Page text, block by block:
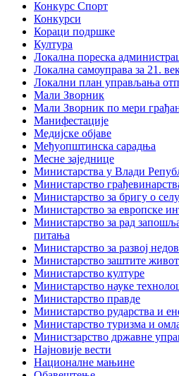
Конкурс Спорт
Конкурси
Кораци подршке
Култура
Локална пореска
Локална самоуправа за 21.
Локални план управљања
Мали Зворник
Мали Зворник по мери
Манифестације
Медијске објаве
Међуопштинска сарадња
Месне заједнице
Министарства у Влади
Министарство
Министарство за бригу о селу
Министарство за европске
Министарство за рад
питања
Министарство за развој
Министарство заштите
Министарство културе
Министарство науке
Министарство правде
Министарство рударства и
Министарство туризма и
Министзарство државне
Најновије вести
Националне мањине